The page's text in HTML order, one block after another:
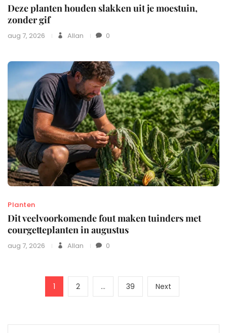
Deze planten houden slakken uit je moestuin,
zonder gif
aug 7, 2026 Allan 0
Planten
Dit veelvoorkomende fout maken tuinders met
courgetteplanten in augustus
aug 7, 2026 Allan 0
Berichten
paginering
Page
1 Page
2 … Page
39 Next
page